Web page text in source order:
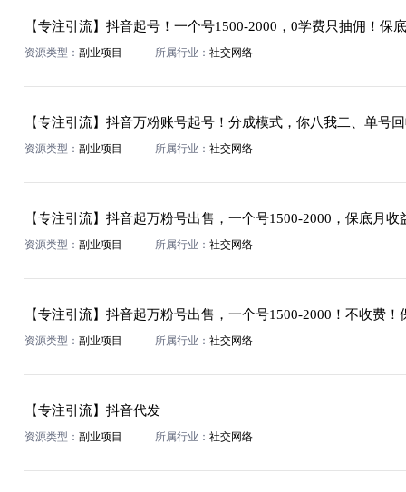
【专注引流】抖音起号！一个号1500-2000，0学费只抽佣！保
资源类型： 副业项目 所属行业： 社交网络
【专注引流】抖音万粉账号起号！分成模式，你八我二、单号
资源类型： 副业项目 所属行业： 社交网络
【专注引流】抖音起万粉号出售，一个号1500-2000，保底月收
资源类型： 副业项目 所属行业： 社交网络
【专注引流】抖音起万粉号出售，一个号1500-2000！不收费！
资源类型： 副业项目 所属行业： 社交网络
【专注引流】抖音代发
资源类型： 副业项目 所属行业： 社交网络